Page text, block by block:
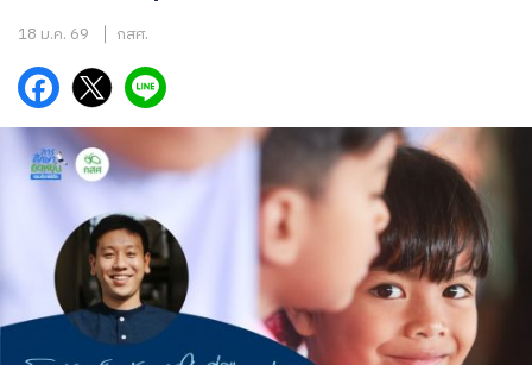
18 ม.ค. 69 กสศ.